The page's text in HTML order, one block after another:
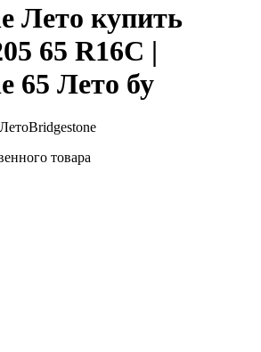
Лето купить
65 R16C |
65 Лето бу
ЛетоBridgestone
товара